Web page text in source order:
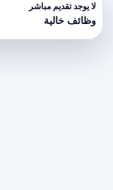
لا يوجد تقديم مباشر
وظائف خالية